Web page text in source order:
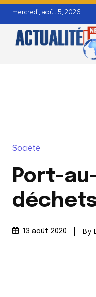
mercredi, août 5, 2026
Société
Port-
13 août 2020 By